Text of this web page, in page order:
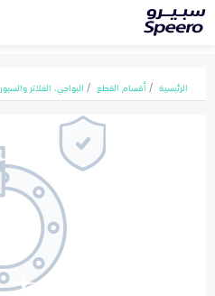
الرئيسية أقسام القطع البواجي، الفلاتر والسيور